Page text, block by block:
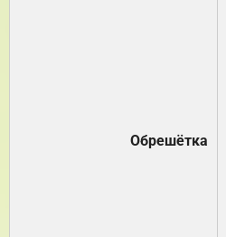
Обрешётка